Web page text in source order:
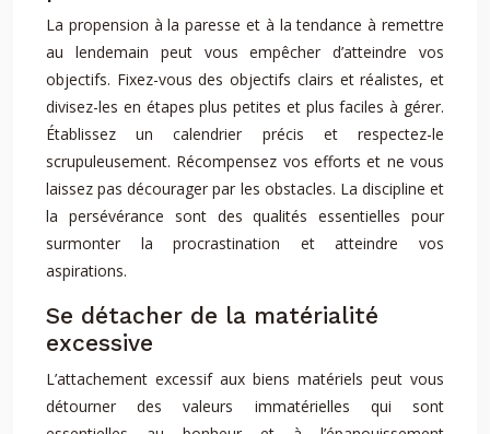
La propension à la paresse et à la tendance à remettre
au lendemain peut vous empêcher d’atteindre vos
objectifs. Fixez-vous des objectifs clairs et réalistes, et
divisez-les en étapes plus petites et plus faciles à gérer.
Établissez un calendrier précis et respectez-le
scrupuleusement. Récompensez vos efforts et ne vous
laissez pas décourager par les obstacles. La discipline et
la persévérance sont des qualités essentielles pour
surmonter la procrastination et atteindre vos
aspirations.
Se détacher de la matérialité
excessive
L’attachement excessif aux biens matériels peut vous
détourner des valeurs immatérielles qui sont